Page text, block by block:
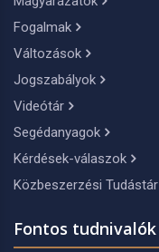
Fogalmak
Változások
Jogszabályok
Videótár
Segédanyagok
Kérdések-válaszok
Közbeszerzési Tudástár
Fontos tudnivalók